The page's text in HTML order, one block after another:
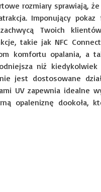
rozmiary sprawiają,
Imponujący
Twoich
takie jak NFC
komfortu opalania, a
niż kiedykolwiek
jest dostosowane
UV zapewnia idealne
opaleniznę dookoła,